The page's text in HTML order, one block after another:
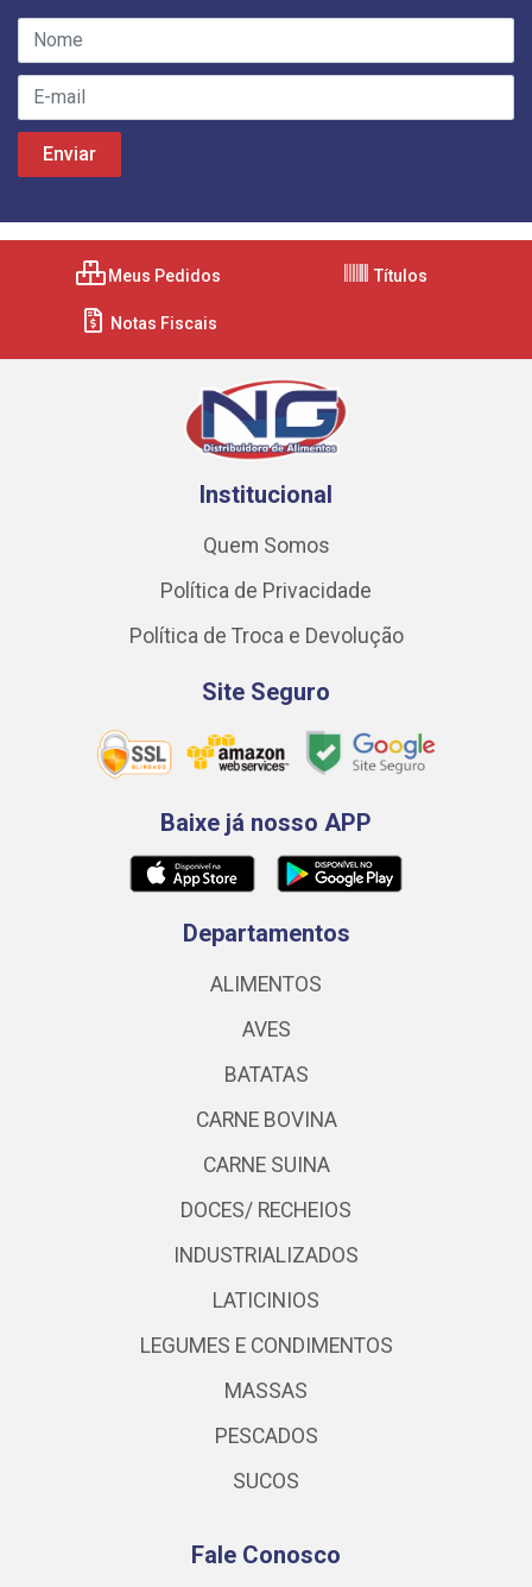
Meus Pedidos Títulos
Notas Fiscais
Institucional
Quem Somos
Política de Privacidade
Política de Troca e Devolução
Site Seguro
Baixe já nosso APP
Departamentos
ALIMENTOS
AVES
BATATAS
CARNE BOVINA
CARNE SUINA
DOCES/ RECHEIOS
INDUSTRIALIZADOS
LATICINIOS
LEGUMES E CONDIMENTOS
MASSAS
PESCADOS
SUCOS
Fale Conosco